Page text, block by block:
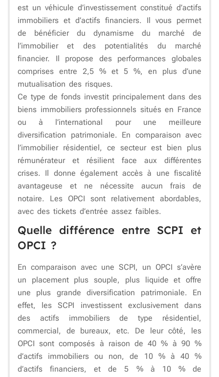
est un véhicule d’investissement constitué d’actifs
immobiliers et d’actifs financiers. Il vous permet
de bénéficier du dynamisme du marché de
l’immobilier et des potentialités du marché
financier. Il propose des performances globales
comprises entre 2,5 % et 5 %, en plus d’une
mutualisation des risques.
Ce type de fonds investit principalement dans des
biens immobiliers professionnels situés en France
ou à l’international pour une meilleure
diversification patrimoniale. En comparaison avec
l’immobilier résidentiel, ce secteur est bien plus
rémunérateur et résilient face aux différentes
crises. Il donne également accès à une fiscalité
avantageuse et ne nécessite aucun frais de
notaire. Les OPCI sont relativement abordables,
avec des tickets d’entrée assez faibles.
Quelle différence entre SCPI et
OPCI ?
En comparaison avec une SCPI, un OPCI s’avère
un placement plus souple, plus liquide et offre
une plus grande diversification patrimoniale. En
effet, les SCPI investissent exclusivement dans
des actifs immobiliers de type résidentiel,
commercial, de bureaux, etc. De leur côté, les
OPCI sont composés à raison de 40 % à 90 %
d’actifs immobiliers ou non, de 10 % à 40 %
d’actifs financiers, et de 5 % à 10 % de